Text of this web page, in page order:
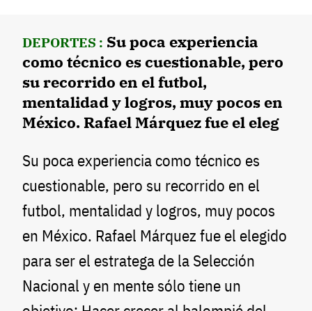
DEPORTES : Su poca experiencia
como técnico es cuestionable, pero
su recorrido en el futbol,
mentalidad y logros, muy pocos en
México. Rafael Márquez fue el eleg
Su poca experiencia como técnico es
cuestionable, pero su recorrido en el
futbol, mentalidad y logros, muy pocos
en México. Rafael Márquez fue el elegido
para ser el estratega de la Selección
Nacional y en mente sólo tiene un